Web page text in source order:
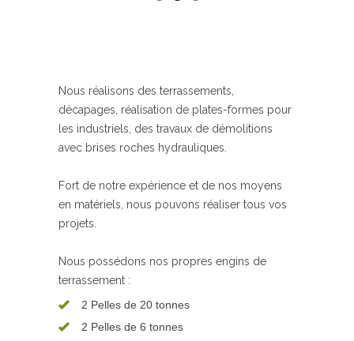
Nous réalisons des terrassements,
décapages, réalisation de plates-formes pour
les industriels, des travaux de démolitions
avec brises roches hydrauliques.
Fort de notre expérience et de nos moyens
en matériels, nous pouvons réaliser tous vos
projets.
Nous possédons nos propres engins de
terrassement :
2 Pelles de 20 tonnes
2 Pelles de 6 tonnes